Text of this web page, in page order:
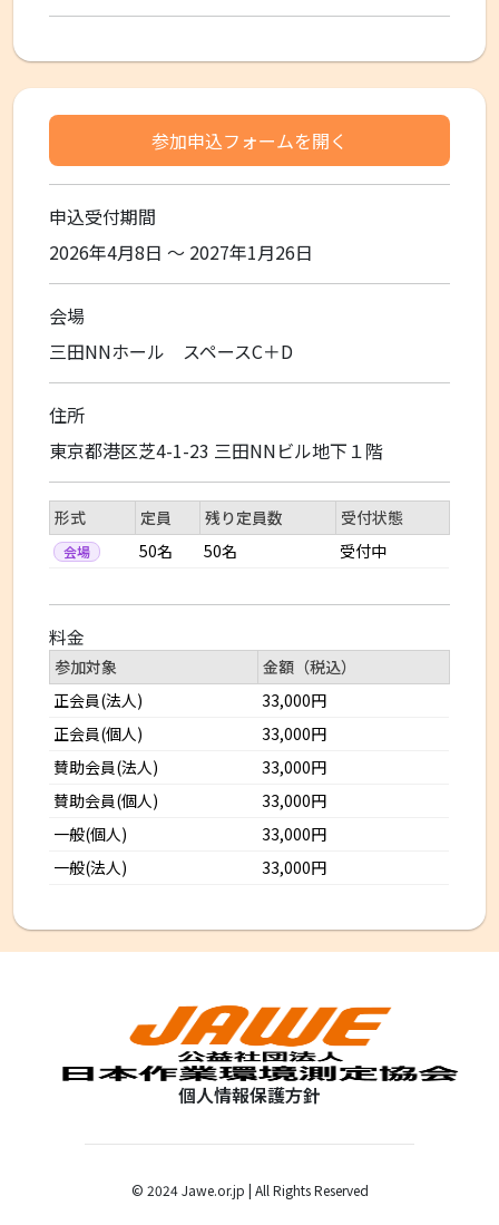
参加申込フォームを開く
申込受付期間
2026年4月8日 〜 2027年1月26日
会場
三田NNホール スペースC＋D
住所
東京都港区芝4-1-23 三田NNビル地下１階
形式 定員 残り定員数 受付状態
会場 50名 50名 受付中
料金
参加対象
金額（税込）
正会員(法人)
33,000円
正会員(個人)
33,000円
賛助会員(法人)
33,000円
賛助会員(個人)
33,000円
一般(個人)
33,000円
一般(法人)
33,000円
個人情報保護方針
© 2024 Jawe.or.jp | All Rights Reserved